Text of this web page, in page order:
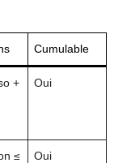
Cumulable
+
Oui
≤
Oui